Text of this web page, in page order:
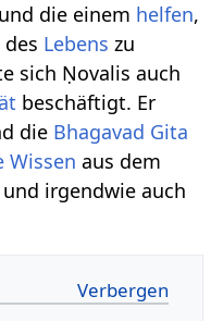
die einem helfen,
des Lebens zu
sich Ṇovalis auch
beschäftigt. Er
die Bhagavad Gita
Wissen aus dem
irgendwie auch